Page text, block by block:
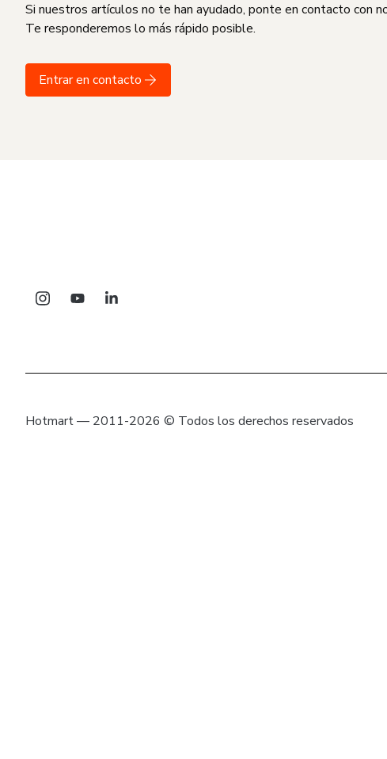
Si nuestros artículos no te han ayudado, ponte en contacto con
Te responderemos lo más rápido posible.
Entrar en contacto
Hotmart — 2011-2026 © Todos los derechos reservados